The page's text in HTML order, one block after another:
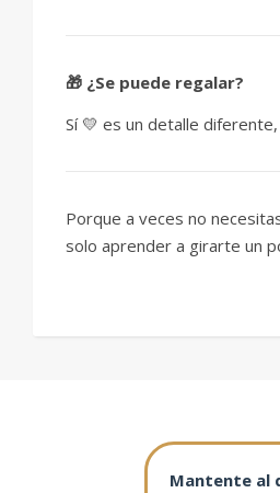
🎁 ¿Se puede regalar?
Sí 💛 es un detalle
Porque a veces no
solo aprender a girarte un
Mantente al